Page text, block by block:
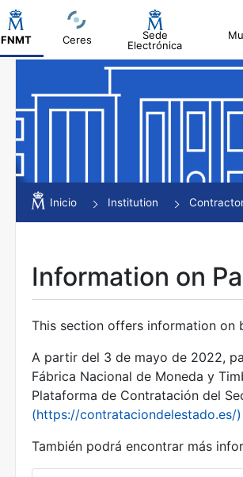
FNMT Ceres
Sede
Electrónica
Show/Hide
Show/Hide
Show/Hide
Show/Hide
Inicio Institution
Information on
This section offers information on
A partir del 3 de mayo de 2022,
Fábrica Nacional de Moneda y
Plataforma de Contratación del
(https://contrataciondelestado.es/)
También podrá encontrar más